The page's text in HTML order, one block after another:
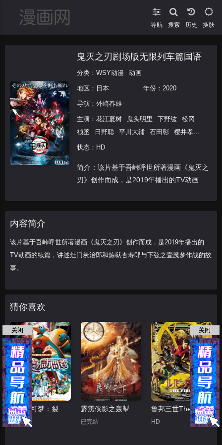
导航 搜索 换肤
鬼灭之刃剧场版无限列车篇国语
分类： WSY动漫 动画
地区： 日本 年份： 2020
导演： 外崎春雄
主演： 花江夏树 鬼头明里 下野纮
松冈
祯丞
日野聪 平川大辅 石田彰
樱井孝
宏
小西克幸
一郎
桑岛法子 本渡枫 大地叶
小原好
美
古贺葵 小山力也 丰口惠美
榎木淳
拓也
山村响 广濑裕也 高桥伸也
秋保佐
状态：HD
简介：该片基于吾峠呼世所著漫画《鬼灭之
刃》创作而成，是2019年播出的TV动画的
内容简介
该片基于吾峠呼世所著漫画《鬼灭之刃》创作而成，是2019年播出的
TV动画的续篇，讲述灶门炭治郎和炼狱杏寿郎与下弦之壹魇梦作战的故
事。
猜你喜欢
精灵宝可梦：裂空的访问者代欧奇希斯国语
HD
霹雳侠影之轰掣天下
已完结
鲁邦三世TheFirst
HD
关闭 关闭